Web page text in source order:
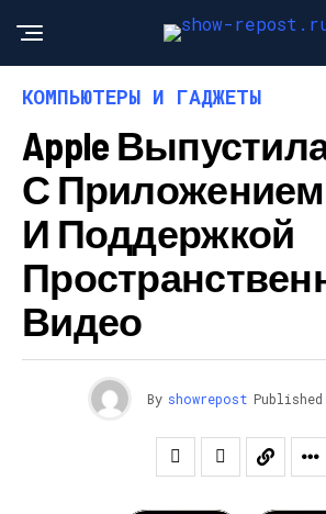
КОМПЬЮТЕРЫ И ГАДЖЕТЫ
Apple Выпустила
С Приложением
И Поддержкой
Видео
By showrepost Published